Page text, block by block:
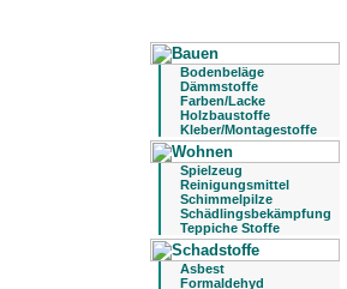
Bodenbeläge
Dämmstoffe
Farben/Lacke
Holzbaustoffe
Kleber/Montagestoffe
Spielzeug
Reinigungsmittel
Schimmelpilze
Schädlingsbekämpfung
Teppiche Stoffe
Asbest
Formaldehyd